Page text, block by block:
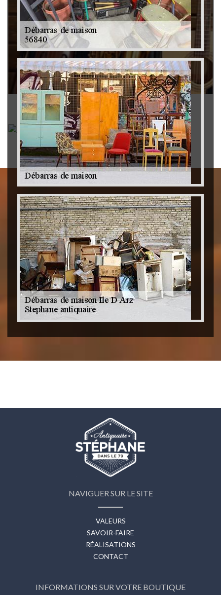
Rachat instrument de musique 79
Achat antiquité 79
NAVIGUER SUR LE SITE
VALEURS
SAVOIR-FAIRE
RÉALISATIONS
CONTACT
INFORMATIONS SUR VOTRE BOUTIQUE